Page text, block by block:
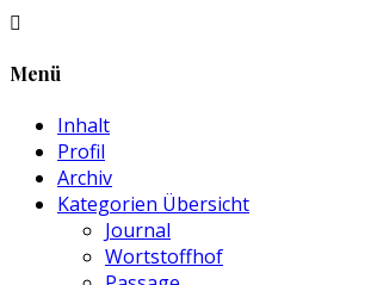
Menü
Inhalt
Profil
Archiv
Kategorien Übersicht
Journal
Wortstoffhof